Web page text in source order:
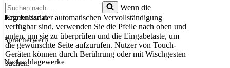
Suchen
nach …
Wenn die
Ergebnisse der automatischen Vervollständigung
verfügbar sind, verwenden Sie die Pfeile nach oben und
unten, um sie zu überprüfen und die Eingabetaste, um
die gewünschte Seite aufzurufen. Nutzer von Touch-
Geräten können durch Berührung oder mit Wischgesten
suchen.
Referendariat
Spracherwerb
Nachschlagewerke